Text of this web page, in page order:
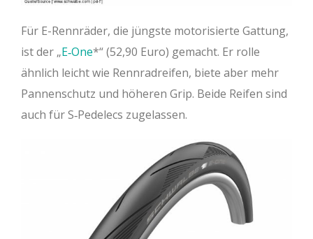
Für E-Rennräder, die jüngste motorisierte Gattung,
ist der „E‐One “ (52,90 Euro) gemacht. Er rolle
ähnlich leicht wie Rennradreifen, biete aber mehr
Pannenschutz und höheren Grip. Beide Reifen sind
auch für S‐Pedelecs zugelassen.